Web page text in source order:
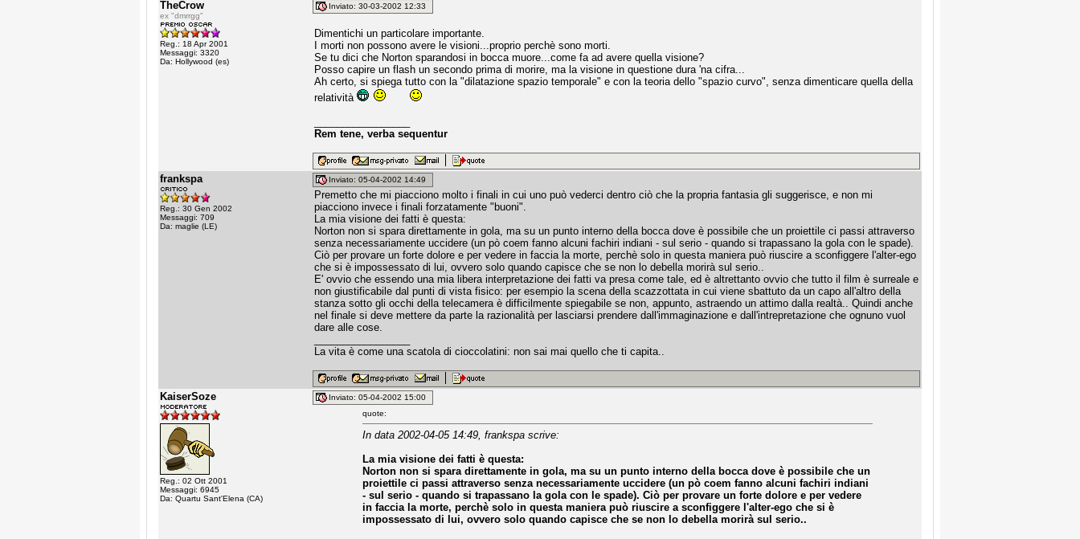
TheCrow
ex "dmrrgg"
Reg.: 18 Apr 2001
Messaggi: 3320
Da: Hollywood (es)
Inviato: 30-03-2002 12:33
Dimentichi un particolare importante.
I morti non possono avere le visioni...proprio perchè sono morti.
Se tu dici che Norton sparandosi in bocca muore...come fa ad avere quella visione?
Posso capire un flash un secondo prima di morire, ma la visione in questione dura 'na cifra...
Ah certo, si spiega tutto con la "dilatazione spazio temporale" e con la teoria dello "spazio curvo", senza dimenticare quella della
relatività
Rem tene, verba sequentur
frankspa
Reg.: 30 Gen 2002
Messaggi: 709
Da: maglie (LE)
Inviato: 05-04-2002 14:49
Premetto che mi piacciono molto i finali in cui uno può vederci dentro ciò che la propria fantasia gli suggerisce, e non mi
piacciono invece i finali forzatamente "buoni".
La mia visione dei fatti è questa:
Norton non si spara direttamente in gola, ma su un punto interno della bocca dove è possibile che un proiettile ci passi attraverso
senza necessariamente uccidere (un pò coem fanno alcuni fachiri indiani - sul serio - quando si trapassano la gola con le spade).
Ciò per provare un forte dolore e per vedere in faccia la morte, perchè solo in questa maniera può riuscire a sconfiggere l'alter-ego
che si è impossessato di lui, ovvero solo quando capisce che se non lo debella morirà sul serio..
E' ovvio che essendo una mia libera interpretazione dei fatti va presa come tale, ed è altrettanto ovvio che tutto il film è surreale e
non giustificabile dal punti di vista fisico: per esempio la scena della scazzottata in cui viene sbattuto da un capo all'altro della
stanza sotto gli occhi della telecamera è difficilmente spiegabile se non, appunto, astraendo un attimo dalla realtà.. Quindi anche
nel finale si deve mettere da parte la razionalità per lasciarsi prendere dall'immaginazione e dall'intrepretazione che ognuno vuol
dare alle cose.
La vita è come una scatola di cioccolatini: non sai mai quello che ti capita..
KaiserSoze
Reg.: 02 Ott 2001
Messaggi: 6945
Da: Quartu Sant'Elena (CA)
Inviato: 05-04-2002 15:00
quote:
In data 2002-04-05 14:49, frankspa scrive:
La mia visione dei fatti è questa:
Norton non si spara direttamente in gola, ma su un punto interno della bocca dove è possibile che un
proiettile ci passi attraverso senza necessariamente uccidere (un pò coem fanno alcuni fachiri indiani
- sul serio - quando si trapassano la gola con le spade). Ciò per provare un forte dolore e per vedere
in faccia la morte, perchè solo in questa maniera può riuscire a sconfiggere l'alter-ego che si è
impossessato di lui, ovvero solo quando capisce che se non lo debella morirà sul serio..